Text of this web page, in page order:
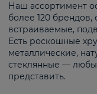
Наш ассортимент
более 120 брендов,
встраиваемые,
Есть роскошные
металлические,
стеклянные —
представить.